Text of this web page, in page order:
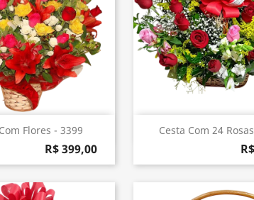
Flores - 3399
R$ 399,00
rápida Cesta Com 24
Visualização